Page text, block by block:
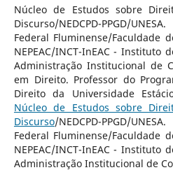
Núcleo de Estudos sobre
Discurso/NEDCPD-PPGD/
Federal Fluminense/Faculdade
NEPEAC/INCT-InEAC - Instituto
Administração Institucional de
em Direito. Professor do
Direito da Universidade
Núcleo de Estudos sobre
Discurso/NEDCPD-PPGD/
Federal Fluminense/Faculdade
NEPEAC/INCT-InEAC - Instituto
Administração Institucional de